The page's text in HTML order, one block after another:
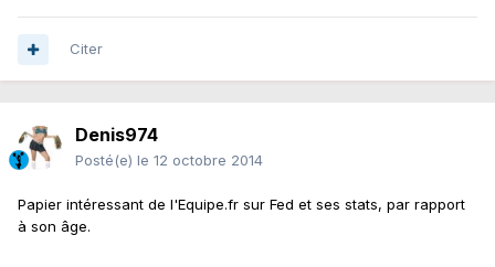
Citer
Denis974
Posté(e) le 12 octobre 2014
Papier intéressant de l'Equipe.fr sur Fed et ses stats, par rapport
à son âge.